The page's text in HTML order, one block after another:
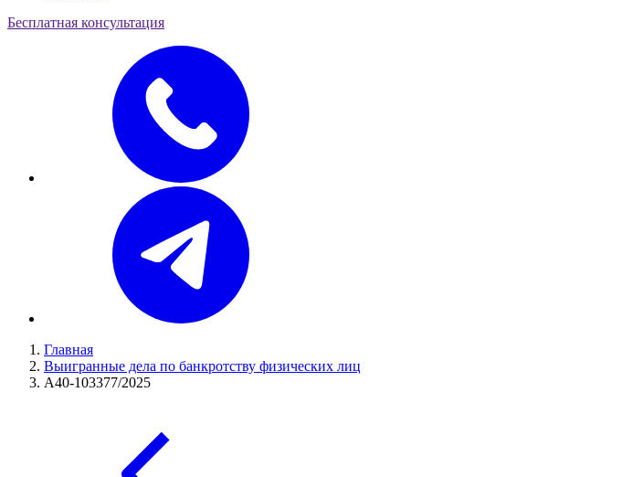
Бесплатная консультация
Главная
Выигранные дела по банкротству физических лиц
А40-103377/2025